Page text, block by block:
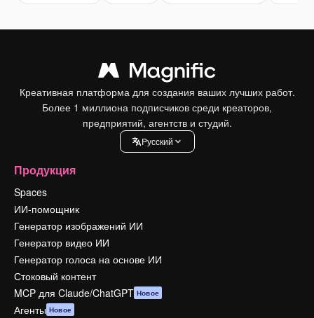
Креативная платформа для создания ваших лучших работ.
Более 1 миллиона подписчиков среди креаторов,
предприятий, агентств и студий.
Pусский
Продукция
Spaces
ИИ-помощник
Генератор изображений ИИ
Генератор видео ИИ
Генератор голоса на основе ИИ
Стоковый контент
MCP для Claude/ChatGPT Новое
Агенты Новое